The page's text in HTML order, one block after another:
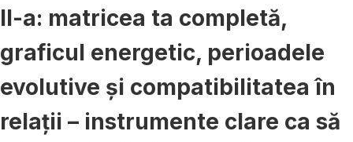
II-a: matricea ta completă,
graficul energetic, perioadele
evolutive și compatibilitatea în
relații – instrumente clare ca să